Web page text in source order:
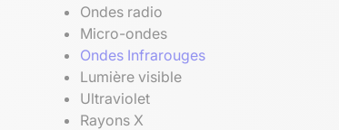
Ondes radio
Micro-ondes
Ondes Infrarouges
Lumière visible
Ultraviolet
Rayons X